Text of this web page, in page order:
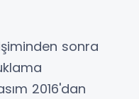
sonra
2016'dan